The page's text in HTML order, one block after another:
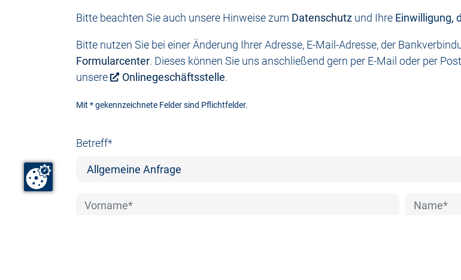
Bitte beachten Sie auch unsere Hinweise zum Datenschutz und Ihre Einwilligung,
Bitte nutzen Sie bei einer Änderung Ihrer Adresse, E-Mail-Adresse, der
Formularcenter. Dieses können Sie uns anschließend gern per E-Mail oder per
unsere
Onlinegeschäftsstelle.
Mit * gekennzeichnete Felder sind Pflichtfelder.
Betreff*